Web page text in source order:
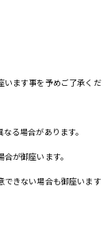
います事を予めご了承くだ
る場合があります。
が御座います。
できない場合も御座います